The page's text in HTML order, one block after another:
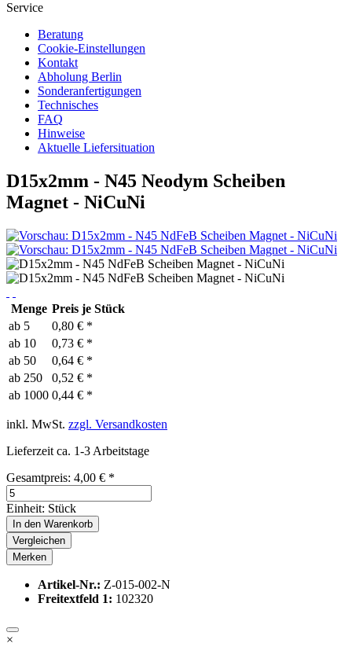
Service
Beratung
Cookie-Einstellungen
Kontakt
Abholung Berlin
Sonderanfertigungen
Technisches
FAQ
Hinweise
Aktuelle Liefersituation
D15x2mm - N45 Neodym Scheiben
Magnet - NiCuNi
Menge Preis je Stück
ab 5
0,80 € *
ab 10
0,73 € *
ab 50
0,64 € *
ab 250
0,52 € *
ab 1000 0,44 € *
inkl. MwSt. zzgl. Versandkosten
Lieferzeit ca. 1-3 Arbeitstage
Gesamtpreis: 4,00 € *
Einheit: Stück
In den Warenkorb
Vergleichen
Merken
Artikel-Nr.: Z-015-002-N
Freitextfeld 1: 102320
×